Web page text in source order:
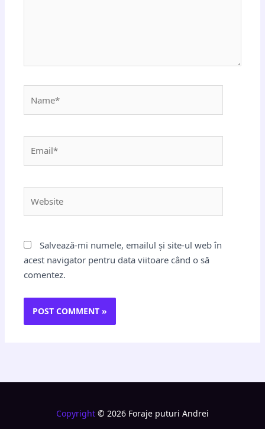
Salvează-mi numele, emailul și site-ul web în
acest navigator pentru data viitoare când o să
comentez.
Copyright © 2026 Foraje puturi Andrei